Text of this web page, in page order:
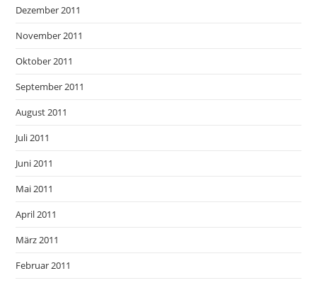
Dezember 2011
November 2011
Oktober 2011
September 2011
August 2011
Juli 2011
Juni 2011
Mai 2011
April 2011
März 2011
Februar 2011